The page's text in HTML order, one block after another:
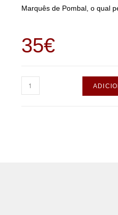
Marquês de Pombal, o qual
35€